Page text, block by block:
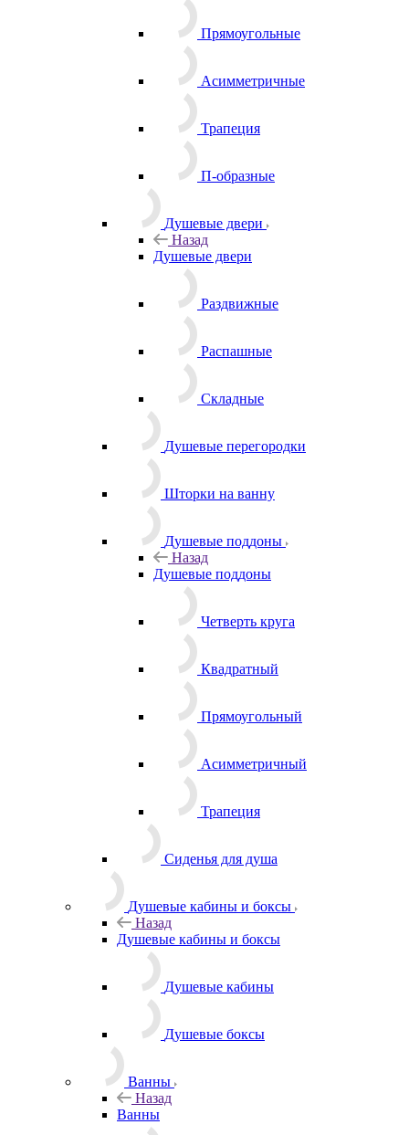
Прямоугольные
Асимметричные
Трапеция
П-образные
Душевые двери
Назад
Душевые двери
Раздвижные
Распашные
Складные
Душевые перегородки
Шторки на ванну
Душевые поддоны
Назад
Душевые поддоны
Четверть круга
Квадратный
Прямоугольный
Асимметричный
Трапеция
Сиденья для душа
Душевые кабины и боксы
Назад
Душевые кабины и боксы
Душевые кабины
Душевые боксы
Ванны
Назад
Ванны